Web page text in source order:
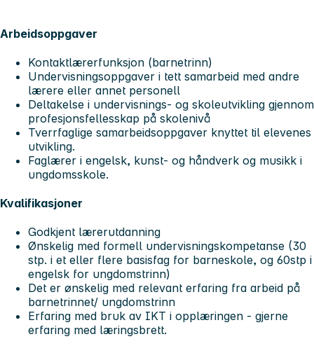
Arbeidsoppgaver
Kontaktlærerfunksjon (barnetrinn)
Undervisningsoppgaver i tett samarbeid med andre
lærere eller annet personell
Deltakelse i undervisnings- og skoleutvikling gjennom
profesjonsfellesskap på skolenivå
Tverrfaglige samarbeidsoppgaver knyttet til elevenes
utvikling.
Faglærer i engelsk, kunst- og håndverk og musikk i
ungdomsskole.
Kvalifikasjoner
Godkjent lærerutdanning
Ønskelig med formell undervisningskompetanse (30
stp. i et eller flere basisfag for barneskole, og 60stp i
engelsk for ungdomstrinn)
Det er ønskelig med relevant erfaring fra arbeid på
barnetrinnet/ ungdomstrinn
Erfaring med bruk av IKT i opplæringen - gjerne
erfaring med læringsbrett.